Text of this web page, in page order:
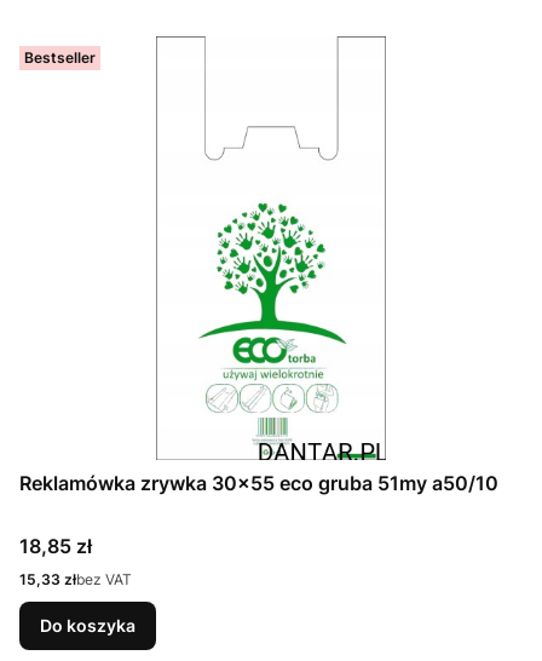
Bestseller
Reklamówka zrywka 30x55 eco gruba 51my a50/10
Cena
18,85 zł
Cena
15,33 złbez VAT
Do koszyka